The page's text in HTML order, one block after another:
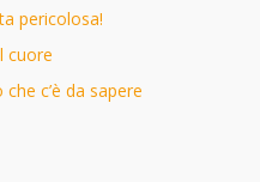
pericolosa!
cuore
c’è da sapere